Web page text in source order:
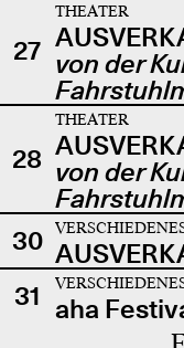
27
THEATER
von der
28
THEATER
von der
30
31 aha